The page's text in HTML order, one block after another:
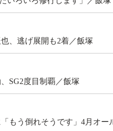
、逃げ展開も2着／飯塚
SG2度目制覇／飯塚
もう倒れそうです」4月オ